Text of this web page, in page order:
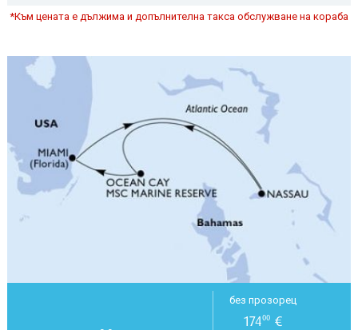
*Към цената е дължима и допълнителна такса обслужване на кораба
без прозорец
17400€